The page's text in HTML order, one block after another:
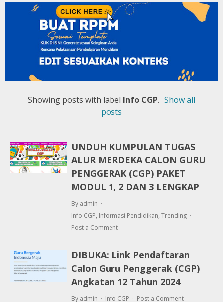
Showing posts with label Info CGP. Show all
posts
UNDUH KUMPULAN TUGAS
ALUR MERDEKA CALON GURU
PENGGERAK (CGP) PAKET
MODUL 1, 2 DAN 3 LENGKAP
By admin
Info CGP, Informasi Pendidikan, Trending
Post a Comment
DIBUKA: Link Pendaftaran
Calon Guru Penggerak (CGP)
Angkatan 12 Tahun 2024
By admin Info CGP Post a Comment